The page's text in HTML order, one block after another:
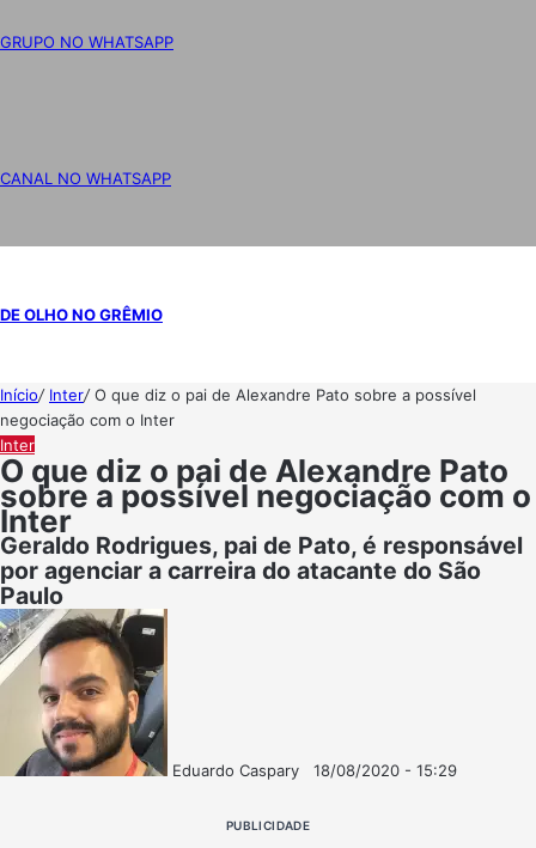
GRUPO NO WHATSAPP
CANAL NO WHATSAPP
DE OLHO NO GRÊMIO
Início/ Inter/O que diz o pai de Alexandre Pato sobre a possível
negociação com o Inter
Inter
O que diz o pai de Alexandre Pato
sobre a possível negociação com o
Inter
Geraldo Rodrigues, pai de Pato, é responsável
por agenciar a carreira do atacante do São
Paulo
Eduardo Caspary
Xe-
18/08/2020 - 15:29
PUBLICIDADE